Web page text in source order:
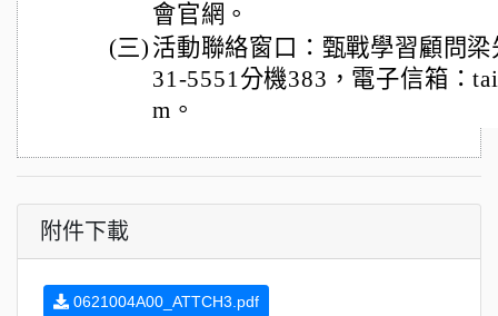
會官網。
(三) 活動聯絡窗口：甄戰學習顧問
31-5551分機383，電子信箱：
m。
附件下載
0621004A00_ATTCH3.pdf